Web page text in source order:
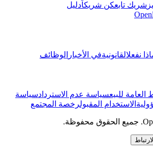
شريك تابعكن شريكاًدليل
نفعلالقانونيةفي الأخبار الوظائف
العامة للبيعسياسة عدم الاستردادسياسة
الاستخدام المقبولرخصة المجتمع